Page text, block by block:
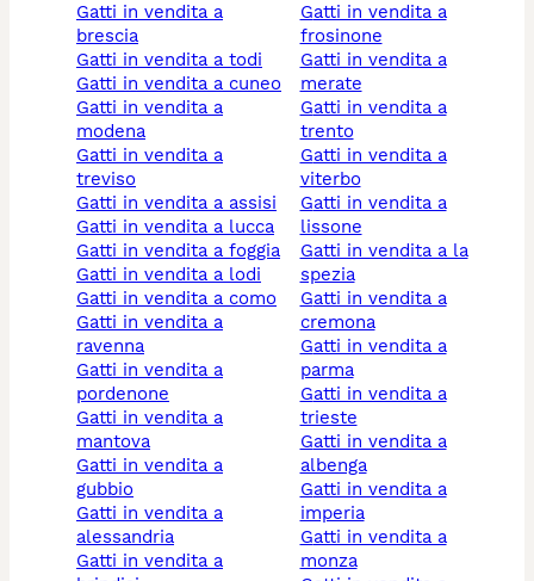
gatti in vendita a
brescia
gatti in vendita a todi
gatti in vendita a cuneo
gatti in vendita a
modena
gatti in vendita a
treviso
gatti in vendita a assisi
gatti in vendita a lucca
gatti in vendita a foggia
gatti in vendita a lodi
gatti in vendita a como
gatti in vendita a
ravenna
gatti in vendita a
pordenone
gatti in vendita a
mantova
gatti in vendita a
gubbio
gatti in vendita a
alessandria
gatti in vendita a
gatti in vendita a
frosinone
gatti in vendita a
merate
gatti in vendita a
trento
gatti in vendita a
viterbo
gatti in vendita a
lissone
gatti in vendita a la
spezia
gatti in vendita a
cremona
gatti in vendita a
parma
gatti in vendita a
trieste
gatti in vendita a
albenga
gatti in vendita a
imperia
gatti in vendita a
monza